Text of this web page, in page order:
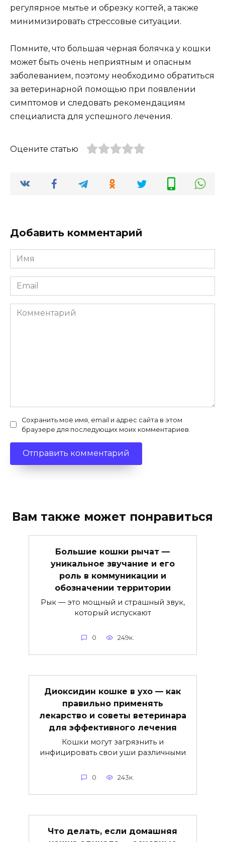
регулярное мытье и обрезку когтей, а также
минимизировать стрессовые ситуации.
Помните, что большая черная болячка у кошки
может быть очень неприятным и опасным
заболеванием, поэтому необходимо обратиться
за ветеринарной помощью при появлении
симптомов и следовать рекомендациям
специалиста для успешного лечения.
Оцените статью
Добавить комментарий
Имя
*
Email
*
Комментарий
Сохранить моё имя, email и адрес сайта в этом
браузере для последующих моих комментариев.
Вам также может понравиться
Большие кошки рычат —
уникальное звучание и его
роль в коммуникации и
обозначении территории
Рык — это мощный и страшный звук,
который испускают
0 249к.
Диоксидин кошке в ухо — как
правильно применять
лекарство и советы ветеринара
для эффективного лечения
Кошки могут загрязнить и
инфицировать свои уши различными
0 243к.
Что делать, если домашняя